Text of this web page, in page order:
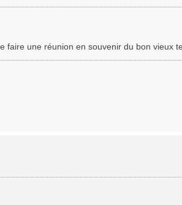
faire une réunion en souvenir du bon vieux